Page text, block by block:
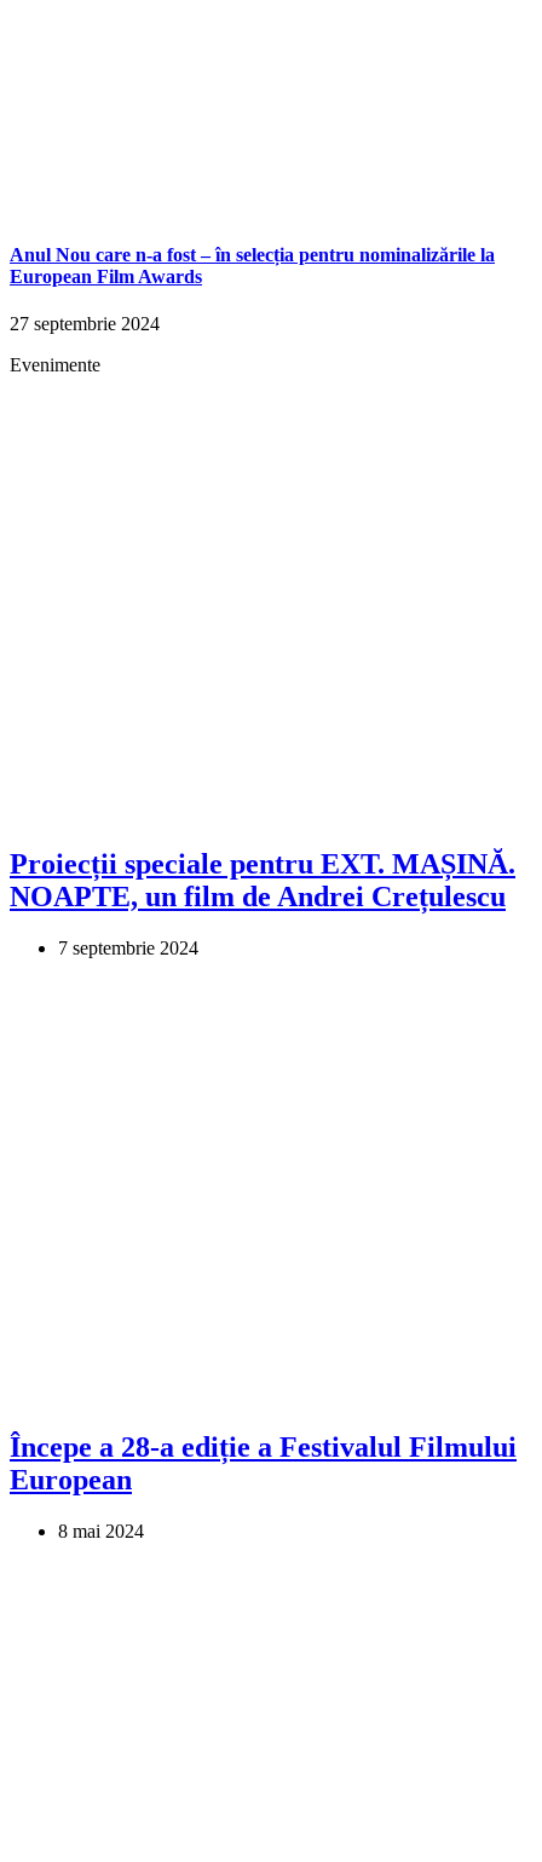
Anul Nou care n-a fost – în selecția pentru nominalizările la
European Film Awards
27 septembrie 2024
Evenimente
Proiecții speciale pentru EXT. MAȘINĂ.
NOAPTE, un film de Andrei Crețulescu
7 septembrie 2024
Începe a 28-a ediție a Festivalul Filmului
European
8 mai 2024